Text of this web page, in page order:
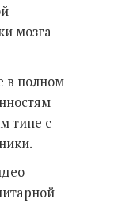
мозга
в полном
типе с